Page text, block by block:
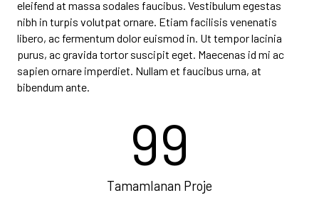
eleifend at massa sodales faucibus. Vestibulum egestas
nibh in turpis volutpat ornare. Etiam facilisis venenatis
libero, ac fermentum dolor euismod in. Ut tempor lacinia
purus, ac gravida tortor suscipit eget. Maecenas id mi ac
sapien ornare imperdiet. Nullam et faucibus urna, at
bibendum ante.
99
Tamamlanan Proje